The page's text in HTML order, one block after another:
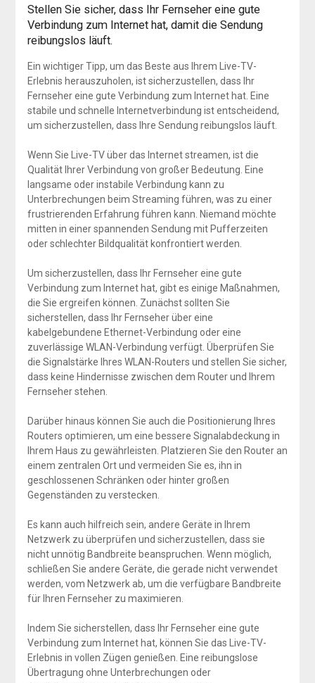
Stellen Sie sicher, dass Ihr Fernseher eine gute
Verbindung zum Internet hat, damit die Sendung
reibungslos läuft.
Ein wichtiger Tipp, um das Beste aus Ihrem Live-TV-
Erlebnis herauszuholen, ist sicherzustellen, dass Ihr
Fernseher eine gute Verbindung zum Internet hat. Eine
stabile und schnelle Internetverbindung ist entscheidend,
um sicherzustellen, dass Ihre Sendung reibungslos läuft.
Wenn Sie Live-TV über das Internet streamen, ist die
Qualität Ihrer Verbindung von großer Bedeutung. Eine
langsame oder instabile Verbindung kann zu
Unterbrechungen beim Streaming führen, was zu einer
frustrierenden Erfahrung führen kann. Niemand möchte
mitten in einer spannenden Sendung mit Pufferzeiten
oder schlechter Bildqualität konfrontiert werden.
Um sicherzustellen, dass Ihr Fernseher eine gute
Verbindung zum Internet hat, gibt es einige Maßnahmen,
die Sie ergreifen können. Zunächst sollten Sie
sicherstellen, dass Ihr Fernseher über eine
kabelgebundene Ethernet-Verbindung oder eine
zuverlässige WLAN-Verbindung verfügt. Überprüfen Sie
die Signalstärke Ihres WLAN-Routers und stellen Sie sicher,
dass keine Hindernisse zwischen dem Router und Ihrem
Fernseher stehen.
Darüber hinaus können Sie auch die Positionierung Ihres
Routers optimieren, um eine bessere Signalabdeckung in
Ihrem Haus zu gewährleisten. Platzieren Sie den Router an
einem zentralen Ort und vermeiden Sie es, ihn in
geschlossenen Schränken oder hinter großen
Gegenständen zu verstecken.
Es kann auch hilfreich sein, andere Geräte in Ihrem
Netzwerk zu überprüfen und sicherzustellen, dass sie
nicht unnötig Bandbreite beanspruchen. Wenn möglich,
schließen Sie andere Geräte, die gerade nicht verwendet
werden, vom Netzwerk ab, um die verfügbare Bandbreite
für Ihren Fernseher zu maximieren.
Indem Sie sicherstellen, dass Ihr Fernseher eine gute
Verbindung zum Internet hat, können Sie das Live-TV-
Erlebnis in vollen Zügen genießen. Eine reibungslose
Übertragung ohne Unterbrechungen oder